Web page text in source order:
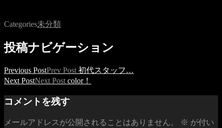
Categories未分類
投稿ナビゲーション
Previous PostPrev Post 初代スタッフ…
Next PostNext Post color！
コメントを残す
メールアドレスが公開されることはありません。 ※ が付い